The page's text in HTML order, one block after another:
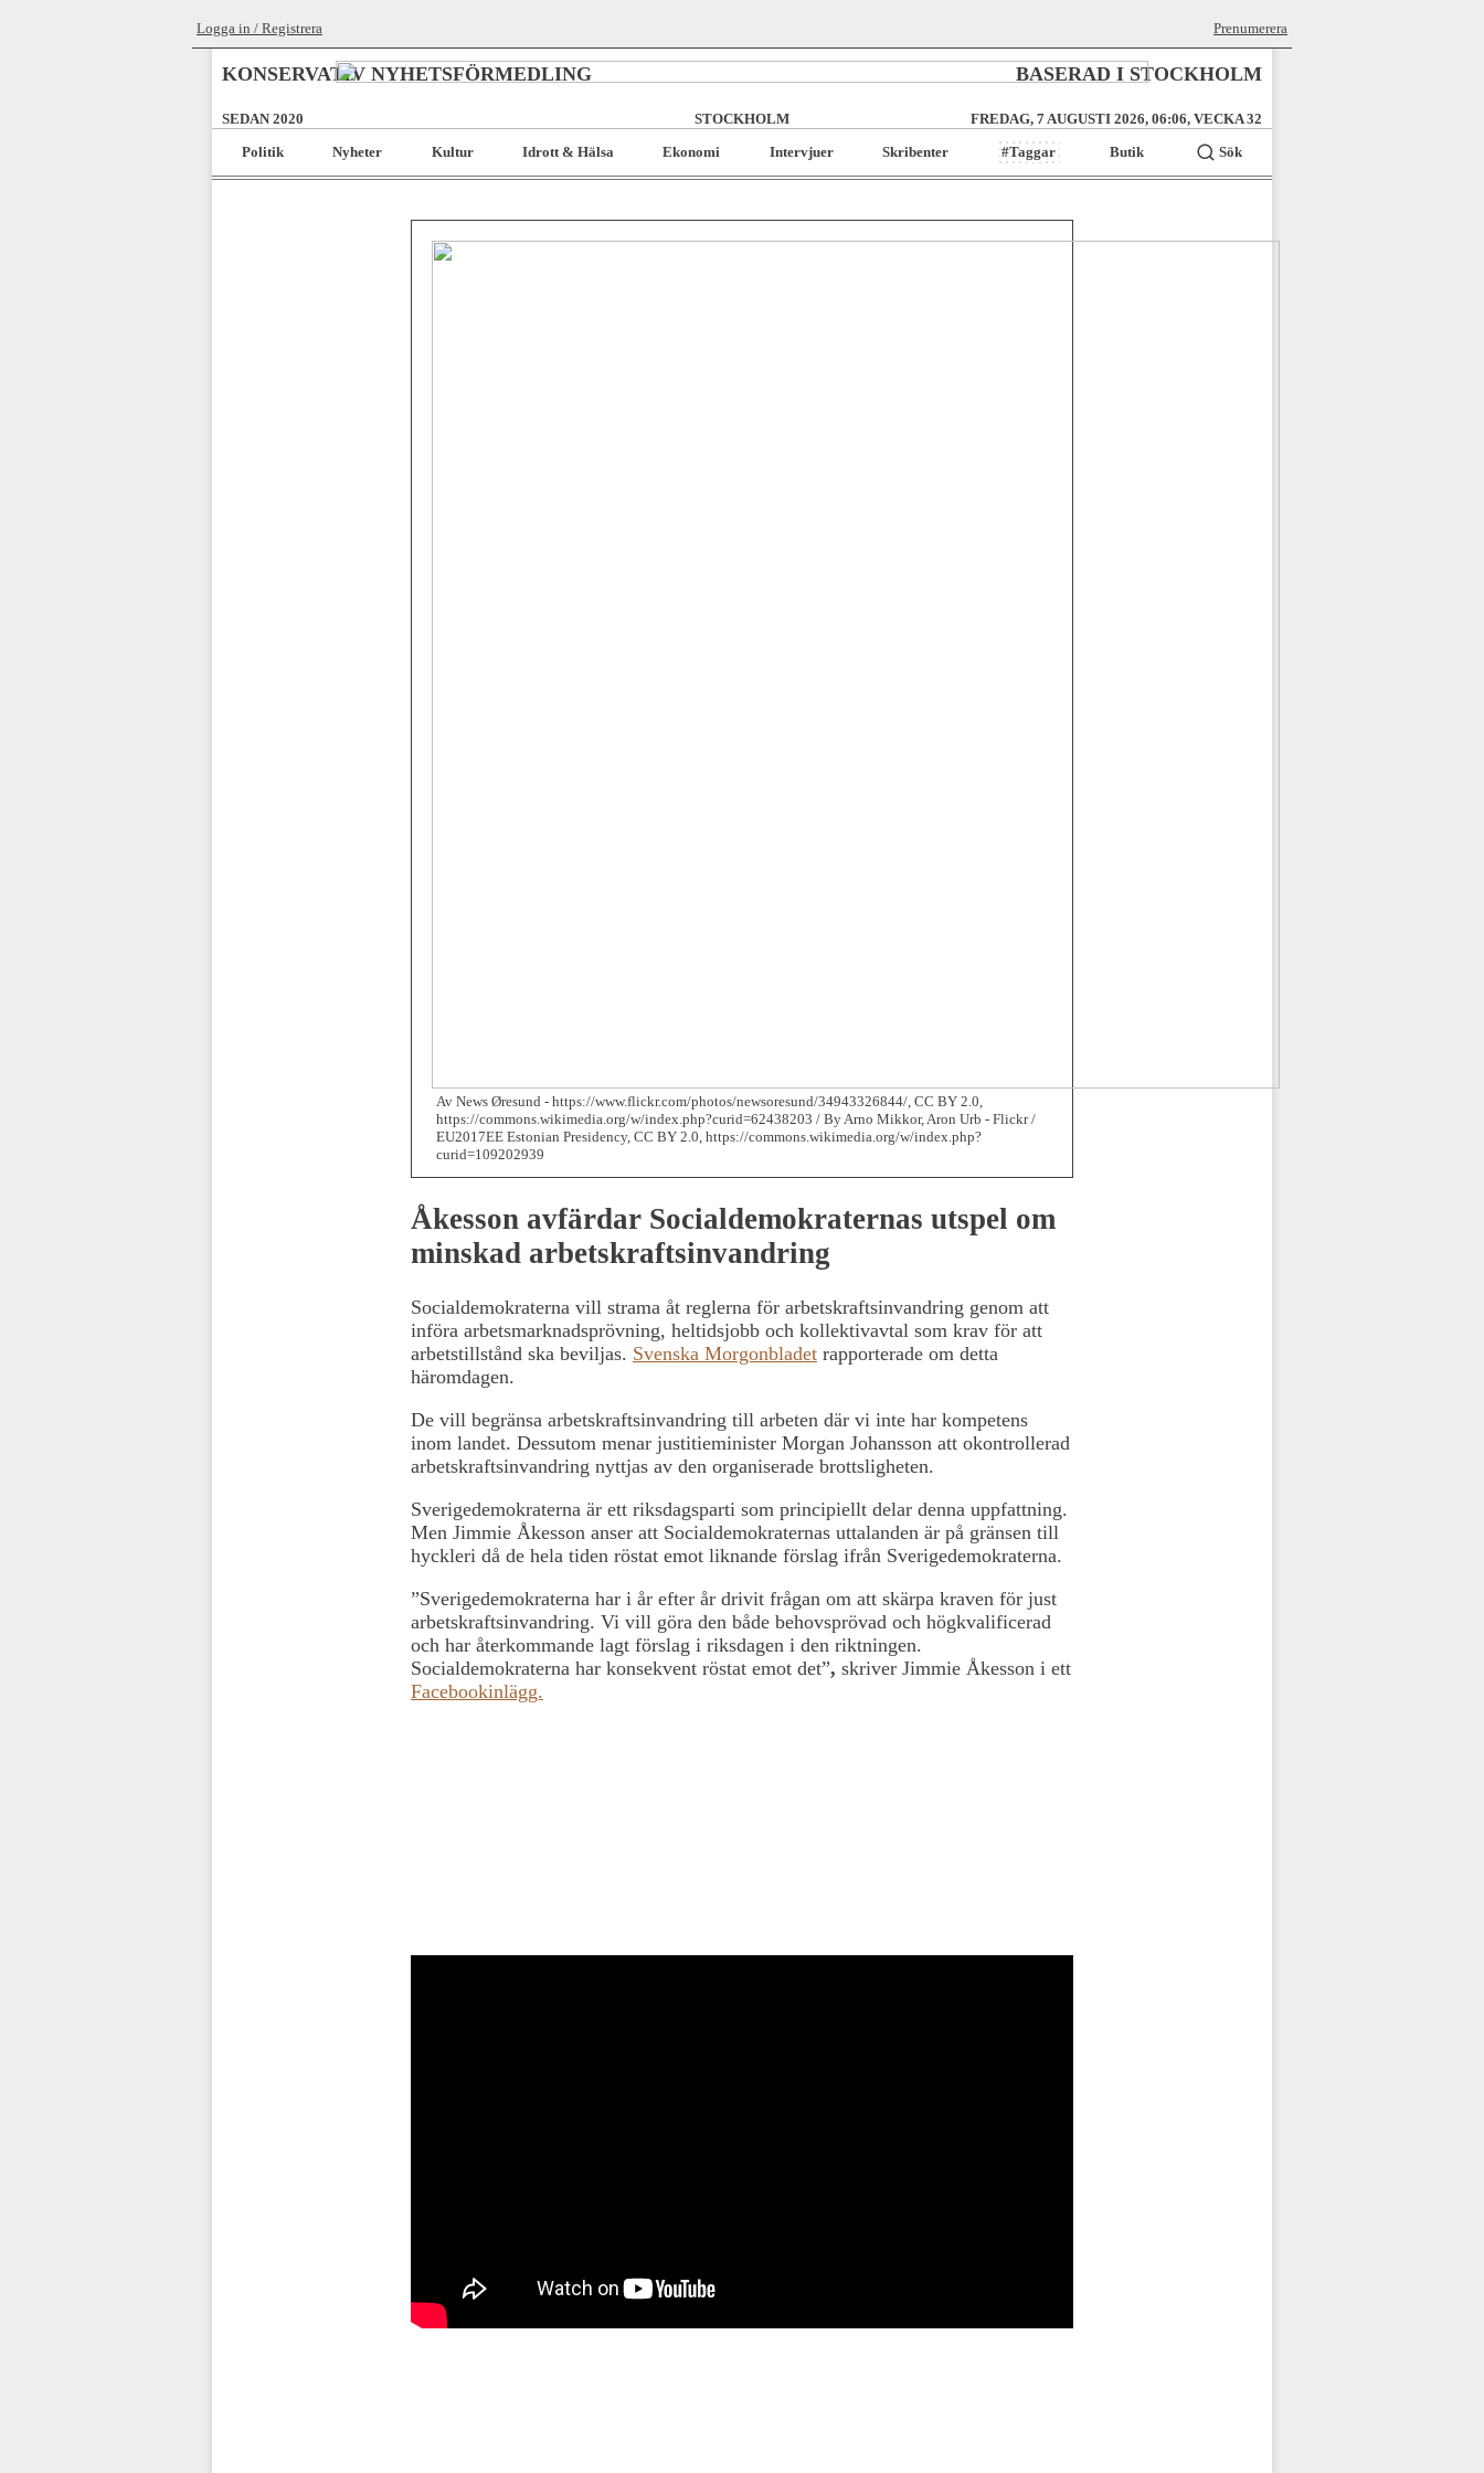
Logga in / Registrera Prenumerera
KONSERVATIV NYHETSFÖRMEDLING BASERAD I STOCKHOLM
SEDAN 2020 STOCKHOLM
FREDAG, 7 AUGUSTI 2026, 06:06, VECKA 32
Politik
Nyheter Kultur Idrott & Hälsa Ekonomi Intervjuer Skribenter #Taggar Butik Sök
Av News Øresund - https://www.flickr.com/photos/newsoresund/34943326844/, CC BY 2.0,
https://commons.wikimedia.org/w/index.php?curid=62438203 / By Arno Mikkor, Aron Urb - Flickr /
EU2017EE Estonian Presidency, CC BY 2.0, https://commons.wikimedia.org/w/index.php?
curid=109202939
Åkesson avfärdar Socialdemokraternas utspel om
minskad arbetskraftsinvandring
Socialdemokraterna vill strama åt reglerna för arbetskraftsinvandring genom att
införa arbetsmarknadsprövning, heltidsjobb och kollektivavtal som krav för att
arbetstillstånd ska beviljas. Svenska Morgonbladet rapporterade om detta
häromdagen.
De vill begränsa arbetskraftsinvandring till arbeten där vi inte har kompetens
inom landet. Dessutom menar justitieminister Morgan Johansson att okontrollerad
arbetskraftsinvandring nyttjas av den organiserade brottsligheten.
Sverigedemokraterna är ett riksdagsparti som principiellt delar denna uppfattning.
Men Jimmie Åkesson anser att Socialdemokraternas uttalanden är på gränsen till
hyckleri då de hela tiden röstat emot liknande förslag ifrån Sverigedemokraterna.
”Sverigedemokraterna har i år efter år drivit frågan om att skärpa kraven för just
arbetskraftsinvandring. Vi vill göra den både behovsprövad och högkvalificerad
och har återkommande lagt förslag i riksdagen i den riktningen.
Socialdemokraterna har konsekvent röstat emot det”, skriver Jimmie Åkesson i ett
Facebookinlägg.